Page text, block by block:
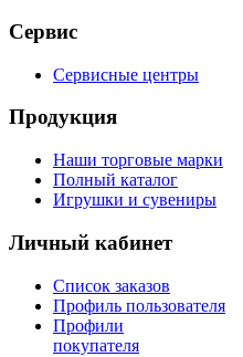
Сервис
Сервисные центры
Продукция
Наши торговые марки
Полный каталог
Игрушки и сувениры
Личный кабинет
Список заказов
Профиль пользователя
Профили
покупателя